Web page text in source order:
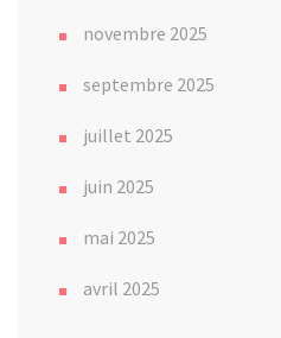
novembre 2025
septembre 2025
juillet 2025
juin 2025
mai 2025
avril 2025